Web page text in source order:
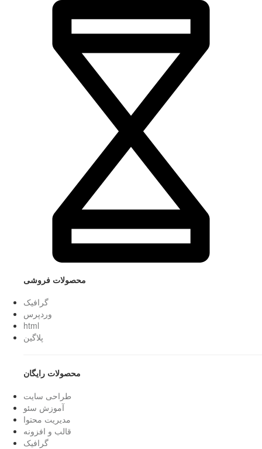
محصولات فروشی
گرافیک
وردپرس
html
پلاگین
محصولات رایگان
طراحی سایت
آموزش سئو
مدیریت محتوا
قالب و افزونه
گرافیک